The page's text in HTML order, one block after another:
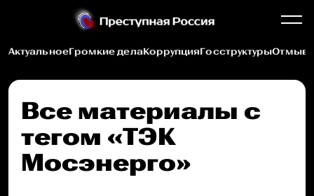
АктуальноеГромкие делаКоррупцияГосструктуры
Все материалы c
тегом «ТЭК
Мосэнерго»